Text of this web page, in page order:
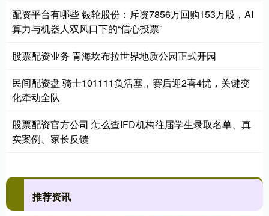
配资平台有哪些 银轮股份：斥资7856万回购153万股，AI
算力与机器人双风口下的“信心投票”
股票配资业务 青海坎布拉世界地质公园正式开园
民间配资盘 骑士101111负活塞，赛后迎2喜4忧，关键变
化牵动全队
股票配资官方公司 怎么查IFD机构往届学生录取名单、真
实案例、家长反馈
推荐资讯